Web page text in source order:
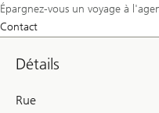
Épargnez-vous un voyage à
Contact
Détails
Rue